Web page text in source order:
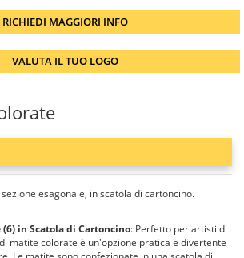
RICHIEDI MAGGIORI INFO
VALUTA IL TUO LOGO
esagonale, in scatola di cartoncino.
in Scatola di Cartoncino: Perfetto per artisti di
matite colorate è un'opzione pratica e divertente